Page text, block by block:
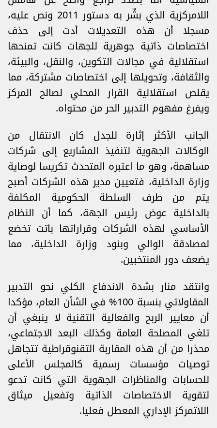
اللامركزية الذي بشّر به دستور 2011 ونص عليه،
مسجلا أن هذه التعديلات أدت إلى حذف
اختصاصات ذاتية جوهرية للجهات كانت تمنحها
استقلالية في مجالات التكوين، والنقل، ‏والبيئة،
والثقافة، وتحويلها إلى اختصاصات مشتركة، مما
يقلص استقلالية القرار المحلي لصالح المركز
ويفرغ مفهوم ‎التدبير ‏الحر ‎من محتواه.
الجانب الأكثر إثارة للجدل كان الانتقال من
الوكالات الجهوية لتنفيذ المشاريع إلى شركات
مساهمة‎، ‏وهو ما اعتبره المتحدث تكريسا لوصاية
وزارة الداخلية، ‎فتعيين مدير هذه الشركات أصبح
يتم من طرف ‏السلطة الحكومية المكلفة
بالداخلية عوض رئيس الجهة، كما أن النظام
الأساسي لهذه الشركات وقراراتها ‏باتت تخضع
لمصادقة الوالي وبنود وزارة الداخلية، مما
يضعف دور المنتخبين‎.
وانتقد منار بشدة الاندفاع الكلي نحو ‌‎‎التدبير
المقاولاتي‎ بنسبة 100% في الشأن العام، مؤكدا
أن معايير ‏الربح والفعالية التقنية لا ينبغي أن
تلغي المصلحة العامة وكذلك البعد الاجتماعي،
محذرا من أن هذه المقاربة ‏التقنوقراطية تتجاهل
توصيات مؤسسات رسمية كالمجلس الأعلى
للحسابات والمناظرات الجهوية التي ‏كانت تدعو
لتقوية الاختصاصات الذاتية وتفعيل ميثاق
اللاتمركز الإداري المعطل فعليا.